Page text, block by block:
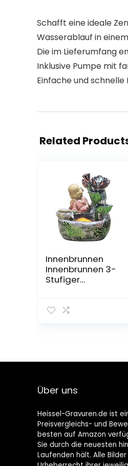
Schafft eine ideale
Wasserablauf in
Die im Lieferumfang
Inklusive Pumpe mit
Einfache und
Related
Innenbrunnen
Innenbrunnen 3-
Stufiger
Desktop-
Dekoration Von
ngs-
(Farbe: A)
Über uns
Heissel-Gravuren.de ist
Preisvergleichs- und
besten auf Amazon
Sie durch die neuesten
Laufenden hält. Alle